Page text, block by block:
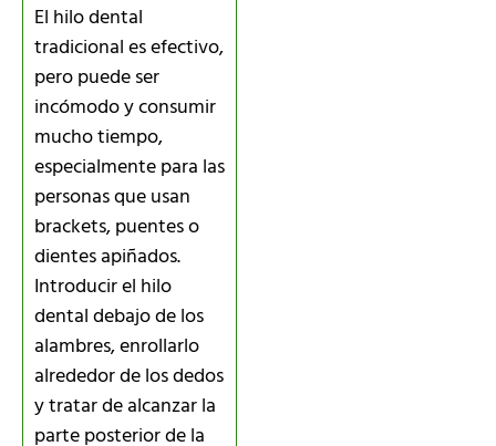
El hilo dental
tradicional es efectivo,
pero puede ser
incómodo y consumir
mucho tiempo,
especialmente para las
personas que usan
brackets, puentes o
dientes apiñados.
Introducir el hilo
dental debajo de los
alambres, enrollarlo
alrededor de los dedos
y tratar de alcanzar la
parte posterior de la